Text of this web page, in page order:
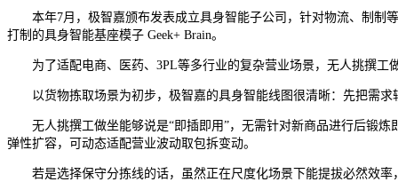
本年7月，极智嘉颁布发表成立具身智能子公司，针对物流、制制等
打制的具身智能基座模子 Geek+ Brain。
为了适配电商、医药、3PL等多行业的复杂营业场景，无人挑撰工做
以货物拣取场景为初步，极智嘉的具身智能线图很清晰：先把需求
无人挑撰工做坐能够说是“即插即用”，无需针对新商品进行后锻炼
弹性扩容，可动态适配营业波动取包拆变动。
若是选择保守分拣线的话，虽然正在尺度化场景下能提拔必然效率